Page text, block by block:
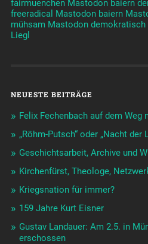
fairmuenchen Mastodon baiern
freeradical Mastodon baiern
mühsam Mastodon demokratisch
Liegl
NEUESTE BEITRÄGE
Felix Fechenbach auf dem Weg
„Röhm-Putsch“ oder „Nacht der
Geschichtsarbeit, Archive und
Kirchenfürst, Theologe,
Kriegsnation für immer?
159 Jahre Kurt Eisner
Gustav Landauer: Am 2.5. in
erschossen